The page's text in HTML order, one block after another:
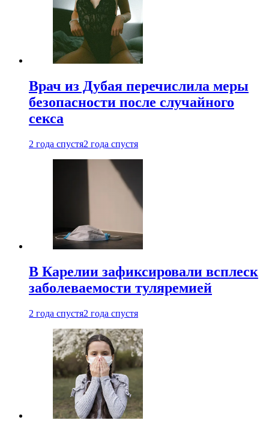
Врач из Дубая перечислила меры
безопасности после случайного
секса
2 года спустя2 года спустя
В Карелии зафиксировали всплеск
заболеваемости туляремией
2 года спустя2 года спустя